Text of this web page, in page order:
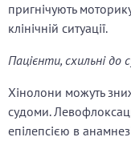
пригнічують
клінічній ситуації.
Пацієнти, схильні до
Хінолони можуть
судоми.
епілепсією в